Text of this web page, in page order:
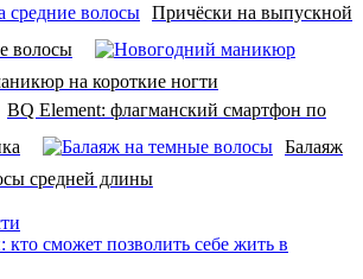
Причёски на выпускной
волосы
на короткие ногти
BQ Element: флагманский смартфон по
Балаяж
средней длины
кто сможет позволить себе жить в